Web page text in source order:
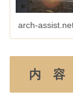
arch-
内 容